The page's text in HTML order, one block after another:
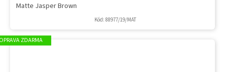
Matte Jasper Brown
Kód: 88977/19/MAT
ZDARMA